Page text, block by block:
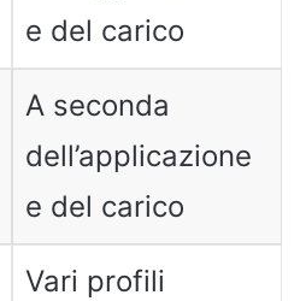
e del carico
A seconda
dell’applicazione
e del carico
Vari profili